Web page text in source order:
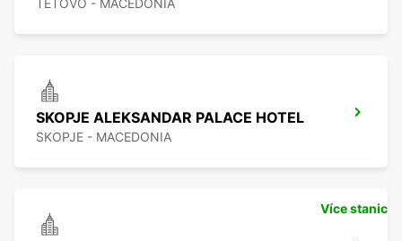
TETOVO - MACEDONIA
SKOPJE ALEKSANDAR PALACE HOTEL
SKOPJE - MACEDONIA
Více stanic